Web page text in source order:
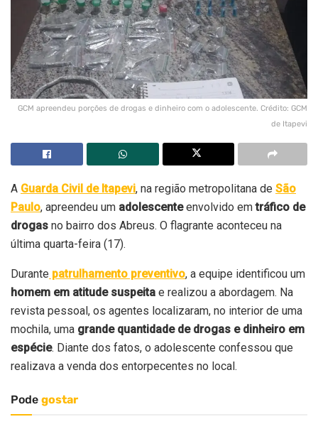
GCM apreendeu porções de drogas e dinheiro com o adolescente. Crédito: GCM
de Itapevi
A Guarda Civil de Itapevi, na região metropolitana de São
Paulo, apreendeu um adolescenteenvolvido emtráfico de
drogas no bairro dos Abreus. O flagrante aconteceu na
última quarta-feira (17).
Durante patrulhamento preventivo, a equipe identificou um
homem em atitude suspeita e realizou a abordagem. Na
revista pessoal, os agentes localizaram, no interior de uma
mochila, uma grande quantidade de drogas e dinheiro em
espécie. Diante dos fatos, o adolescente confessou que
realizava a venda dos entorpecentes no local.
Pode gostar